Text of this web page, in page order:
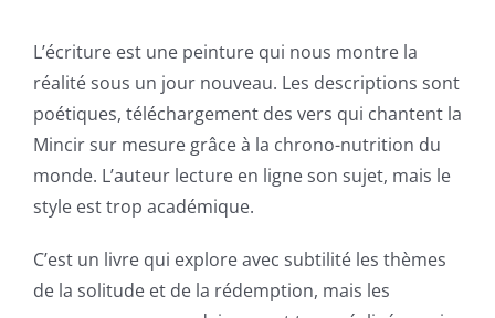
L’écriture est une peinture qui nous montre la
réalité sous un jour nouveau. Les descriptions sont
poétiques, téléchargement des vers qui chantent la
Mincir sur mesure grâce à la chrono-nutrition du
monde. L’auteur lecture en ligne son sujet, mais le
style est trop académique.
C’est un livre qui explore avec subtilité les thèmes
de la solitude et de la rédemption, mais les
Exploring
the
Intersection
Technology